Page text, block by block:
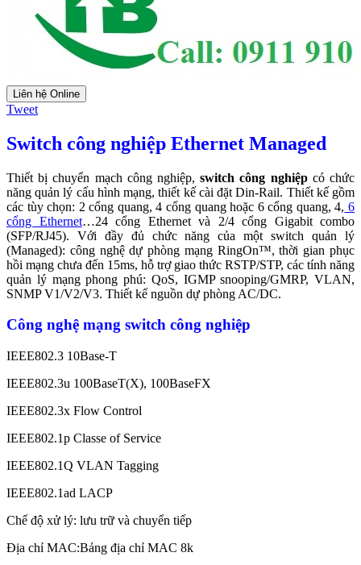
Liên hệ Online
Tweet
Switch công nghiệp Ethernet Managed
Thiết bị chuyển mạch công nghiệp,switch công nghiệpcó chức
năng quản lý cấu hình mạng, thiết kế cài đặt Din-Rail. Thiết kế gồm
các tùy chọn: 2 cổng quang, 4 cổng quang hoặc 6 cổng quang, 4, 6
cổng Ethernet…24 cổng Ethernet và 2/4 cổng Gigabit combo
(SFP/RJ45). Với đầy đủ chức năng của một switch quản lý
(Managed): công nghệ dự phòng mạng RingOn™, thời gian phục
hồi mạng chưa đến 15ms, hỗ trợ giao thức RSTP/STP, các tính năng
quản lý mạng phong phú: QoS, IGMP snooping/GMRP, VLAN,
SNMP V1/V2/V3. Thiết kế nguồn dự phòng AC/DC.
Công nghệ mạng switch công nghiệp
IEEE802.3 10Base-T
IEEE802.3u 100BaseT(X), 100BaseFX
IEEE802.3x Flow Control
IEEE802.1p Classe of Service
IEEE802.1Q VLAN Tagging
IEEE802.1ad LACP
Chế độ xử lý: lưu trữ và chuyển tiếp
Địa chỉ MAC:Bảng địa chỉ MAC 8k